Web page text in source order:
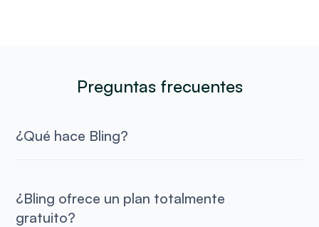
Preguntas frecuentes
¿Qué hace Bling?
¿Bling ofrece un plan totalmente
gratuito?